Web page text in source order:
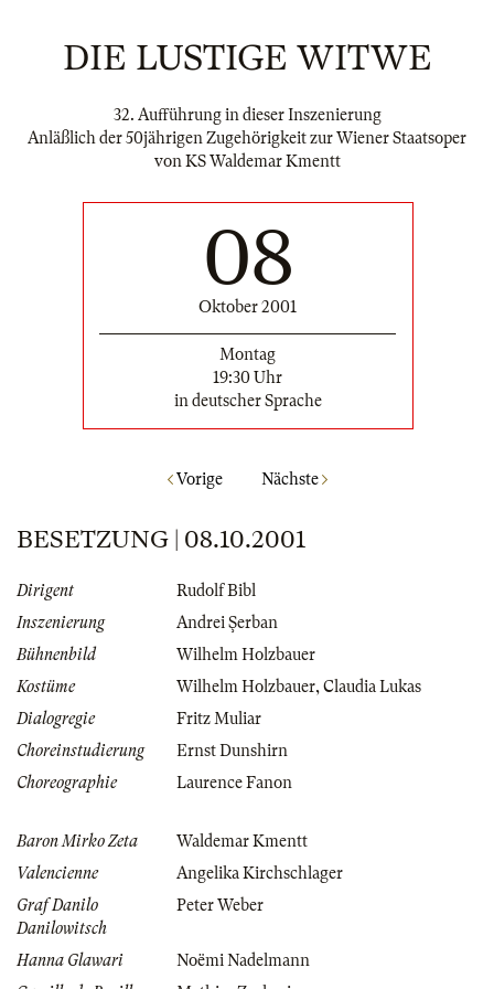
DIE LUSTIGE WITWE
32. Aufführung in dieser Inszenierung
Anläßlich der 50jährigen Zugehörigkeit zur Wiener Staatsoper
von KS Waldemar Kmentt
08
Oktober 2001
Montag
19:30 Uhr
in deutscher Sprache
Vorige Nächste
BESETZUNG | 08.10.2001
Dirigent
Rudolf Bibl
Inszenierung
Andrei Şerban
Bühnenbild
Wilhelm Holzbauer
Kostüme
Wilhelm Holzbauer,Claudia Lukas
Dialogregie
Fritz Muliar
Choreinstudierung
Ernst Dunshirn
Choreographie
Laurence Fanon
Baron Mirko Zeta
Waldemar Kmentt
Valencienne
Angelika Kirchschlager
Graf Danilo
Danilowitsch
Peter Weber
Hanna Glawari
Noëmi Nadelmann